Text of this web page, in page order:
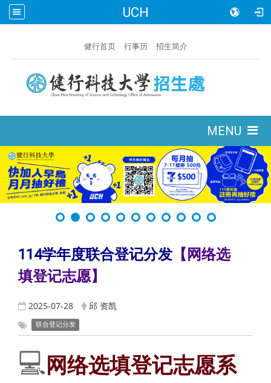
UCH
健行首页 行事历 招生简介
MENU
114学年度联合登记分发 【网络选
填登记志愿】
2025-07-28 邱 资凯
联合登记分发
💻 网络选填登记志愿系